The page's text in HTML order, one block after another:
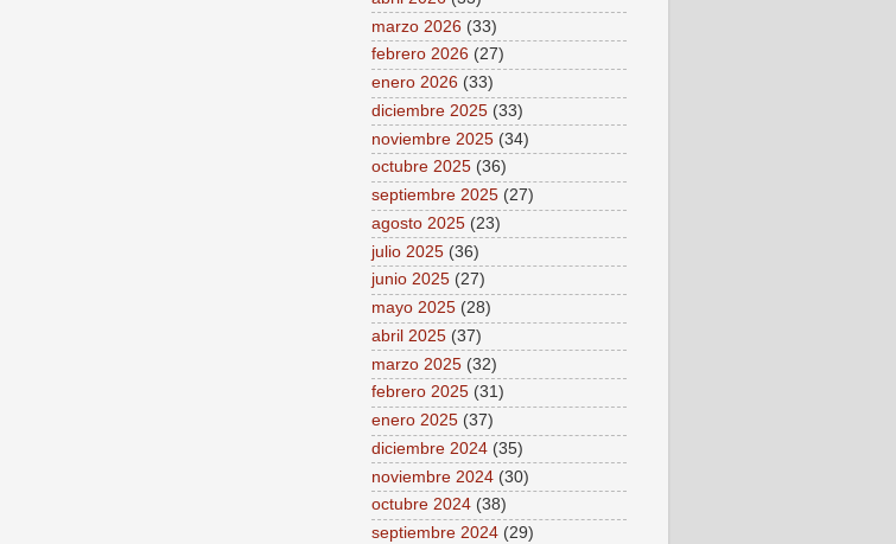
marzo 2026 (33)
febrero 2026 (27)
enero 2026 (33)
diciembre 2025 (33)
noviembre 2025 (34)
octubre 2025 (36)
septiembre 2025 (27)
agosto 2025 (23)
julio 2025 (36)
junio 2025 (27)
mayo 2025 (28)
abril 2025 (37)
marzo 2025 (32)
febrero 2025 (31)
enero 2025 (37)
diciembre 2024 (35)
noviembre 2024 (30)
octubre 2024 (38)
septiembre 2024 (29)